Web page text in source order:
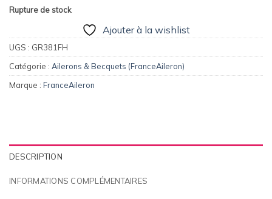
Rupture de stock
Ajouter à la wishlist
UGS : GR381FH
Catégorie : Ailerons & Becquets (FranceAileron)
Marque : FranceAileron
DESCRIPTION
INFORMATIONS COMPLÉMENTAIRES